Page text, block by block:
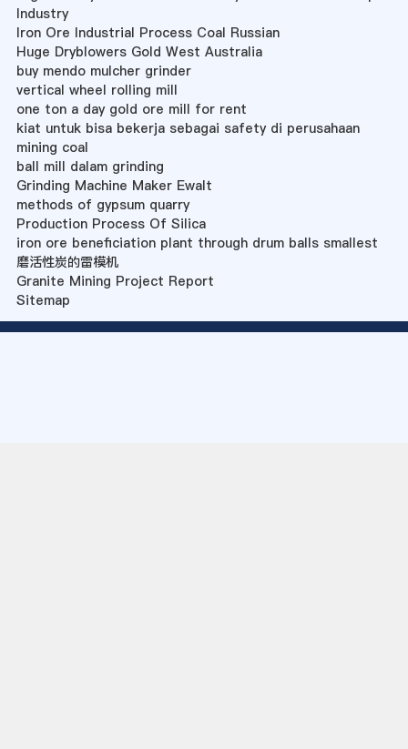
Industry
Iron Ore Industrial Process Coal Russian
Huge Dryblowers Gold West Australia
buy mendo mulcher grinder
vertical wheel rolling mill
one ton a day gold ore mill for rent
kiat untuk bisa bekerja sebagai safety di perusahaan
mining coal
ball mill dalam grinding
Grinding Machine Maker Ewalt
methods of gypsum quarry
Production Process Of Silica
iron ore beneficiation plant through drum balls smallest
磨活性炭的雷模机
Granite Mining Project Report
Sitemap